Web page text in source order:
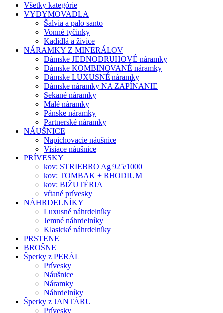
Všetky kategórie
VYDYMOVADLA
Šalvia a palo santo
Vonné tyčinky
Kadidlá a živice
NÁRAMKY Z MINERÁLOV
Dámske JEDNODRUHOVÉ náramky
Dámske KOMBINOVANÉ náramky
Dámske LUXUSNÉ náramky
Dámske náramky NA ZAPÍNANIE
Sekané náramky
Malé náramky
Pánske náramky
Partnerské náramky
NÁUŠNICE
Napichovacie náušnice
Visiace náušnice
PRÍVESKY
kov: STRIEBRO Ag 925/1000
kov: TOMBAK + RHODIUM
kov: BIŽUTÉRIA
vŕtané prívesky
NÁHRDELNÍKY
Luxusné náhrdelníky
Jemné náhrdelníky
Klasické náhrdelníky
PRSTENE
BROŠNE
Šperky z PERÁL
Prívesky
Náušnice
Náramky
Náhrdelníky
Šperky z JANTÁRU
Prívesky